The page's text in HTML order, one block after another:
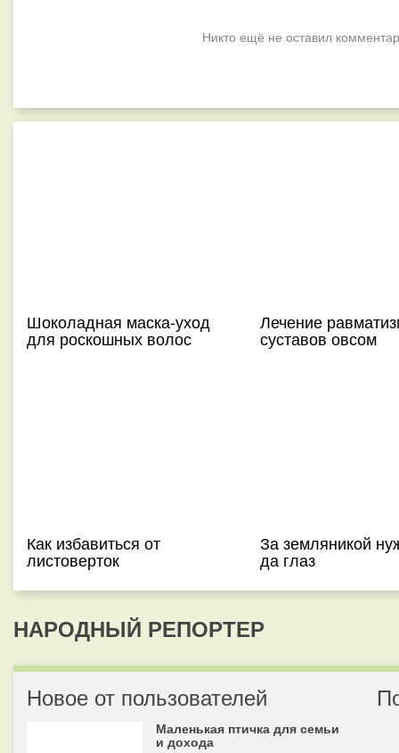
Никто ещё не оставил
Шоколадная маска-уход
для роскошных волос
Лечение
суставов овсом
Как избавиться от
листоверток
За земляникой
да глаз
НАРОДНЫЙ РЕПОРТЕР
Новое от пользователей
Маленькая птичка для семьи
и дохода